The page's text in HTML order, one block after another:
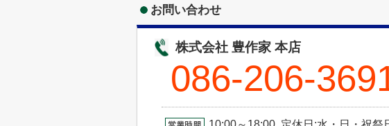
お問い合わせ
株式会社 豊作家 本店
086-206-